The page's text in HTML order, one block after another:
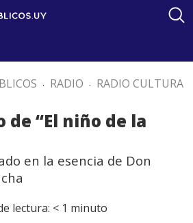
. RADIO . RADIO CULTURA
de “El niño de la
en la esencia de Don
lectura: < 1 minuto